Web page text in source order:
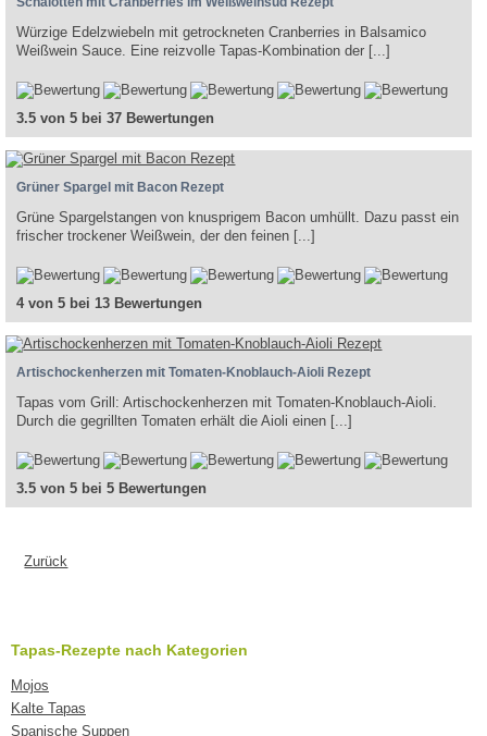
Würzige Edelzwiebeln mit getrockneten Cranberries in Balsamico
Weißwein Sauce. Eine reizvolle Tapas-Kombination der [...]
3.5 von 5 bei 37 Bewertungen
Grüner Spargel mit Bacon Rezept
Grüne Spargelstangen von knusprigem Bacon umhüllt. Dazu passt ein
frischer trockener Weißwein, der den feinen [...]
4 von 5 bei 13 Bewertungen
Artischockenherzen mit Tomaten-Knoblauch-Aioli Rezept
Tapas vom Grill: Artischockenherzen mit Tomaten-Knoblauch-Aioli.
Durch die gegrillten Tomaten erhält die Aioli einen [...]
3.5 von 5 bei 5 Bewertungen
Zurück
Tapas-Rezepte nach Kategorien
Mojos
Kalte Tapas
Spanische Suppen